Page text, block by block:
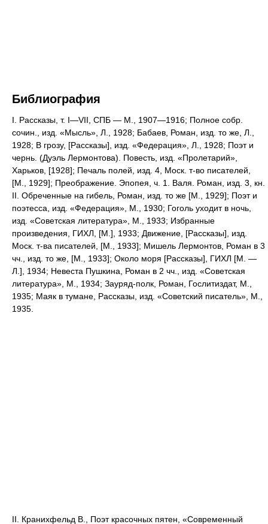
Библиография
I. Рассказы, т. I—VII, СПБ — М., 1907—1916; Полное собр.
сочин., изд. «Мысль», Л., 1928; Бабаев, Роман, изд. то же, Л.,
1928; В грозу, [Рассказы], изд. «Федерация», Л., 1928; Поэт и
чернь. (Дуэль Лермонтова). Повесть, изд. «Пролетарий»,
Харьков, [1928]; Печаль полей, изд. 4, Моск. т-во писателей,
[М., 1929]; Преображение. Эпопея, ч. 1. Валя. Роман, изд. 3, кн.
II. Обреченные на гибель, Роман, изд. то же [М., 1929]; Поэт и
поэтесса, изд. «Федерация», М., 1930; Гоголь уходит в ночь,
изд. «Советская литература», М., 1933; Избранные
произведения, ГИХЛ, [М.], 1933; Движение, [Рассказы], изд.
Моск. т-ва писателей, [М., 1933]; Мишель Лермонтов, Роман в 3
чч., изд. то же, [М., 1933]; Около моря [Рассказы], ГИХЛ [М. —
Л.], 1934; Невеста Пушкина, Роман в 2 чч., изд. «Советская
литература», М., 1934; Зауряд-полк, Роман, Гослитиздат, М.,
1935; Маяк в тумане, Рассказы, изд. «Советский писатель», М.,
1935.
II. Кранихфельд В., Поэт красочных пятен, «Современный